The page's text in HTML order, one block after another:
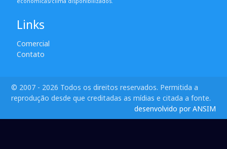
Links
Comercial
Contato
© 2007 - 2026 Todos os direitos reservados. Permitida a
reprodução desde que creditadas as mídias e citada a fonte.
desenvolvido por ANSIM